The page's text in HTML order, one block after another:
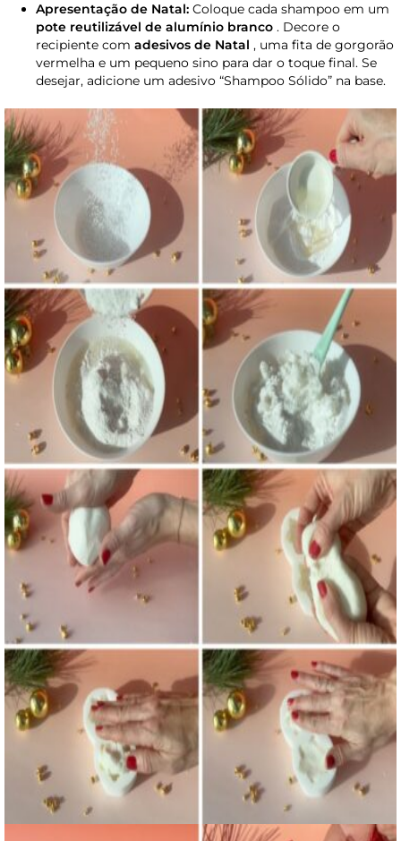
Apresentação de Natal: Coloque cada shampoo em um
pote reutilizável de alumínio branco . Decore o
recipiente com adesivos de Natal , uma fita de gorgorão
vermelha e um pequeno sino para dar o toque final. Se
desejar, adicione um adesivo “Shampoo Sólido” na base.